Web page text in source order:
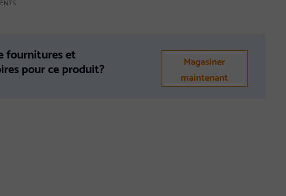
fournitures et
pour ce produit?
Magasiner
maintenant